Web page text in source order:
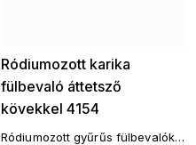
Ródiumozott karika
fülbevaló áttetsző
kövekkel 4154
Ródiumozott gyűrűs fülbevalók